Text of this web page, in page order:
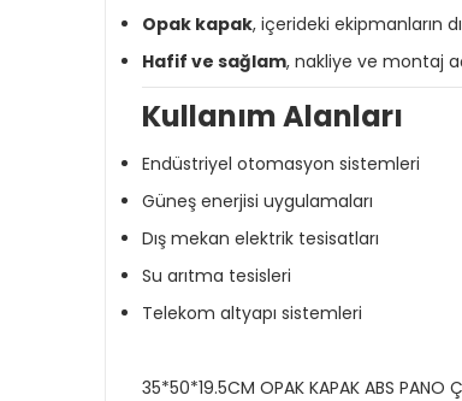
Opak kapak, içerideki ekipmanların
Hafif ve sağlam, nakliye ve montaj
Kullanım Alanları
Endüstriyel otomasyon sistemleri
Güneş enerjisi uygulamaları
Dış mekan elektrik tesisatları
Su arıtma tesisleri
Telekom altyapı sistemleri
35*50*19.5CM OPAK KAPAK ABS PANO